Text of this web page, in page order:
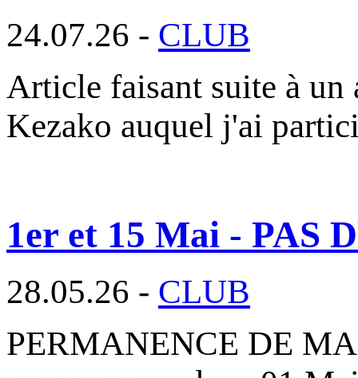
24.07.26 - CLUB
Article faisant suite à un
Kezako auquel j'ai
1er et 15 Mai - PAS
28.05.26 - CLUB
PERMANENCE DE